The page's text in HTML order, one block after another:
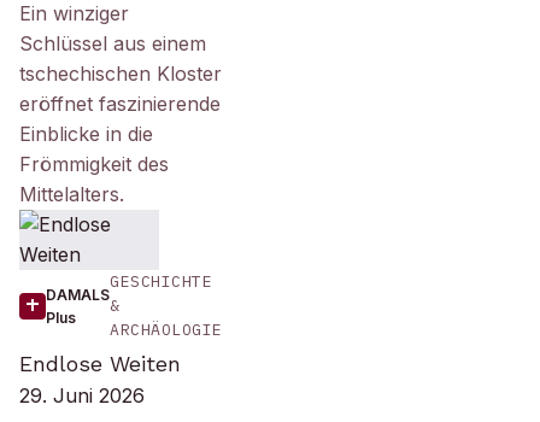
Ein winziger
Schlüssel aus einem
tschechischen Kloster
eröffnet faszinierende
Einblicke in die
Frömmigkeit des
Mittelalters.
DAMALS
Plus
GESCHICHTE
&
ARCHÄOLOGIE
Endlose Weiten
29. Juni 2026